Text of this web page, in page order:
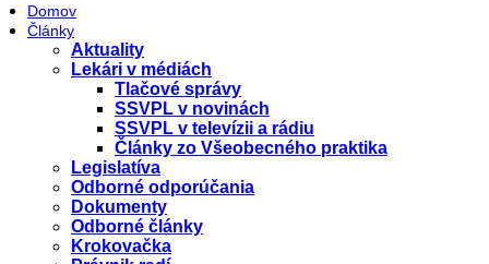
Domov
Články
Aktuality
Lekári v médiách
Tlačové správy
SSVPL v novinách
SSVPL v televízii a rádiu
Články zo Všeobecného praktika
Legislatíva
Odborné odporúčania
Dokumenty
Odborné články
Krokovačka